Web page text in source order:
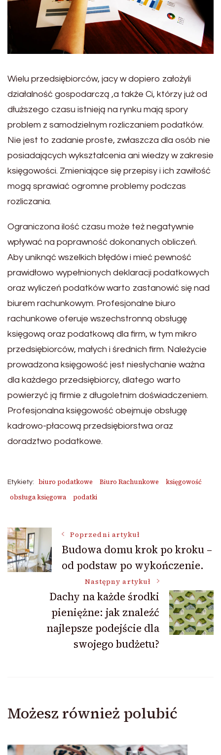
Wielu przedsiębiorców, jacy w dopiero założyli
działalność gospodarczą ,a także Ci, którzy już od
dłuższego czasu istnieją na rynku mają spory
problem z samodzielnym rozliczaniem podatków.
Nie jest to zadanie proste, zwłaszcza dla osób nie
posiadających wykształcenia ani wiedzy w zakresie
księgowości. Zmieniające się przepisy i ich zawiłość
mogą sprawiać ogromne problemy podczas
rozliczania.
Ograniczona ilość czasu może też negatywnie
wpływać na poprawność dokonanych obliczeń.
Aby uniknąć wszelkich błędów i mieć pewność
prawidłowo wypełnionych deklaracji podatkowych
oraz wyliczeń podatków warto zastanowić się nad
biurem rachunkowym. Profesjonalne biuro
rachunkowe oferuje wszechstronną obsługę
księgową oraz podatkową dla firm, w tym mikro
przedsiębiorców, małych i średnich firm. Należycie
prowadzona księgowość jest niesłychanie ważna
dla każdego przedsiębiorcy, dlatego warto
powierzyć ją firmie z długoletnim doświadczeniem.
Profesjonalna księgowość obejmuje obsługę
kadrowo-płacową przedsiębiorstwa oraz
doradztwo podatkowe.
Etykiety: biuro podatkowe Biuro Rachunkowe
księgowość
obsługa księgowa
podatki
Nawigacja
wpisu
Poprzedni artykuł
Budowa domu krok po kroku –
od podstaw po wykończenie.
Następny artykuł
Dachy na każde środki
pieniężne: jak znaleźć
najlepsze podejście dla
swojego budżetu?
Możesz również polubić